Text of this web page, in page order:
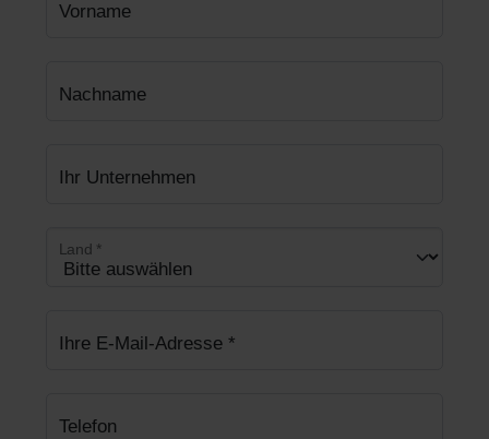
Vorname
Nachname
Ihr Unternehmen
Land *
Ihre E-Mail-Adresse *
Telefon